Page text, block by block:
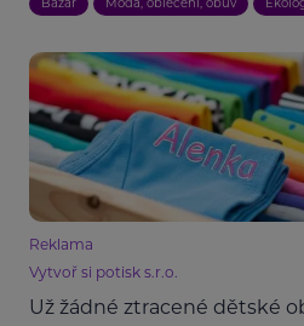
Bazar Móda, oblečení, obuv
Reklama
Vytvoř si potisk s.r.o.
Už žádné ztracené dětské